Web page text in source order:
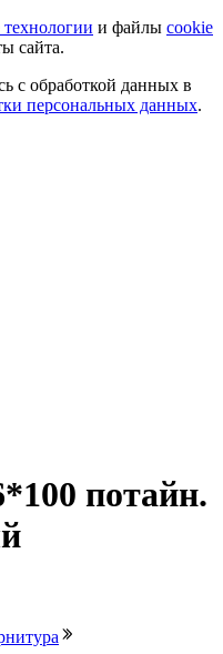
и файлы cookie
сайта.
с обработкой данных в
персональных данных.
потайн.